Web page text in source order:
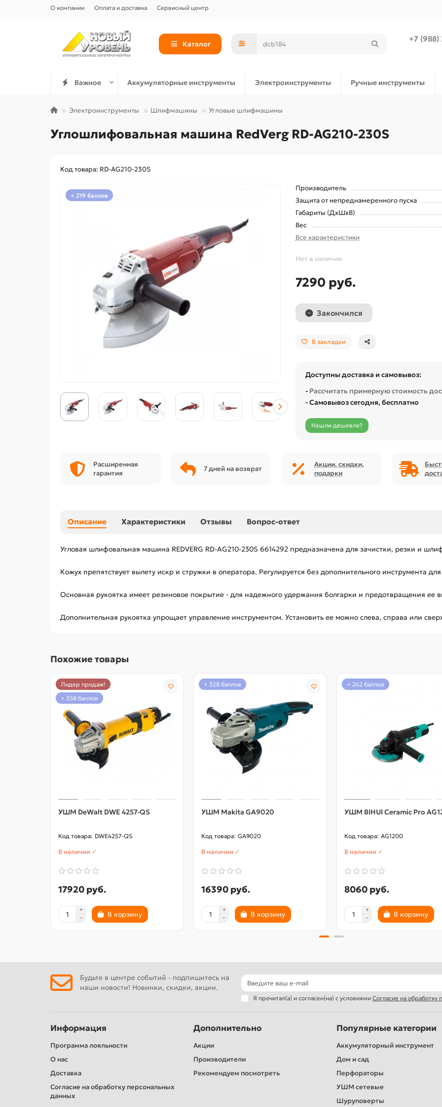
О компании Оплата и доставка Сервисный центр
Каталог
+7 (988)
Важное Аккумуляторные инструменты Электроинструменты Ручные инструменты
Электроинструменты Шлифмашины Угловые шлифмашины
Углошлифовальная машина RedVerg RD-AG210-230S
Код товара: RD-AG210-230S
+ 219 баллов
Производитель
Защита от непреднамеренного пуска
Габариты (ДхШхВ)
Вес
Все характеристики
Нет в наличии
7290 руб.
Закончился
В закладки
Доступны доставка и самовывоз:
- Рассчитать примерную стоимость
- Самовывоз сегодня, бесплатно
Нашли дешевле?
Расширенная
гарантия
7 дней на возврат
Акции, скидки,
подарки
Описание Характеристики Отзывы Вопрос-ответ
Угловая шлифовальная машина REDVERG RD-AG210-230S 6614292 предназначена для зачистки, резки и
Кожух препятствует вылету искр и стружки в оператора. Регулируется без дополнительного инструмента
Основная рукоятка имеет резиновое покрытие - для надежного удержания болгарки и предотвращения ее
Дополнительная рукоятка упрощает управление инструментом. Установить ее можно слева, справа или
Похожие товары
Лидер продаж!
+ 358 баллов
УШМ DeWalt DWE 4257-QS
DWE4257-QS
В наличии ✓
17920 руб.
В корзину
+ 328 баллов
УШМ Makita GA9020
GA9020
В наличии ✓
16390 руб.
В корзину
+ 242 баллов
УШМ BIHUI Ceramic Pro
AG1200
В наличии ✓
8060 руб.
В корзину
Будьте в центре событий - подпишитесь на
наши новости! Новинки, скидки, акции.
Я прочитал(а) и согласен(на) с условиями Согласие на обработку
Информация
Программа лояльности
О нас
Доставка
Согласие на обработку персональных
данных
Дополнительно
Акции
Производители
Рекомендуем посмотреть
Популярные категории
Аккумуляторный инструмент
Дом и сад
Перфораторы
УШМ сетевые
Шуруповерты